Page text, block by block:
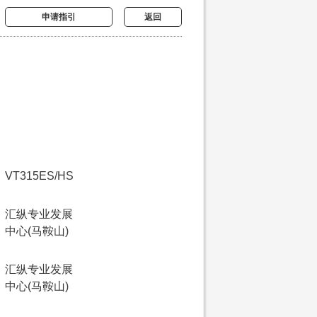
申请指引 返回
VT315ES/HS
汇纵专业发展
中心(马鞍山)
汇纵专业发展
中心(马鞍山)